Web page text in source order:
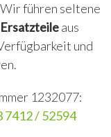
Wir führen seltene
aus
und
1232077:
7412 / 52594